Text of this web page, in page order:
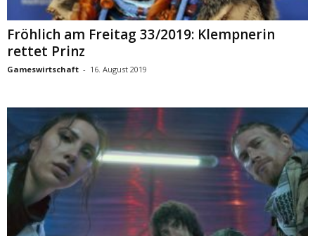
Fröhlich am Freitag 33/2019: Klempnerin
rettet Prinz
Gameswirtschaft - 16. August 2019